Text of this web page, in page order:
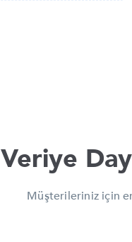
Veriye
Müşterileriniz için